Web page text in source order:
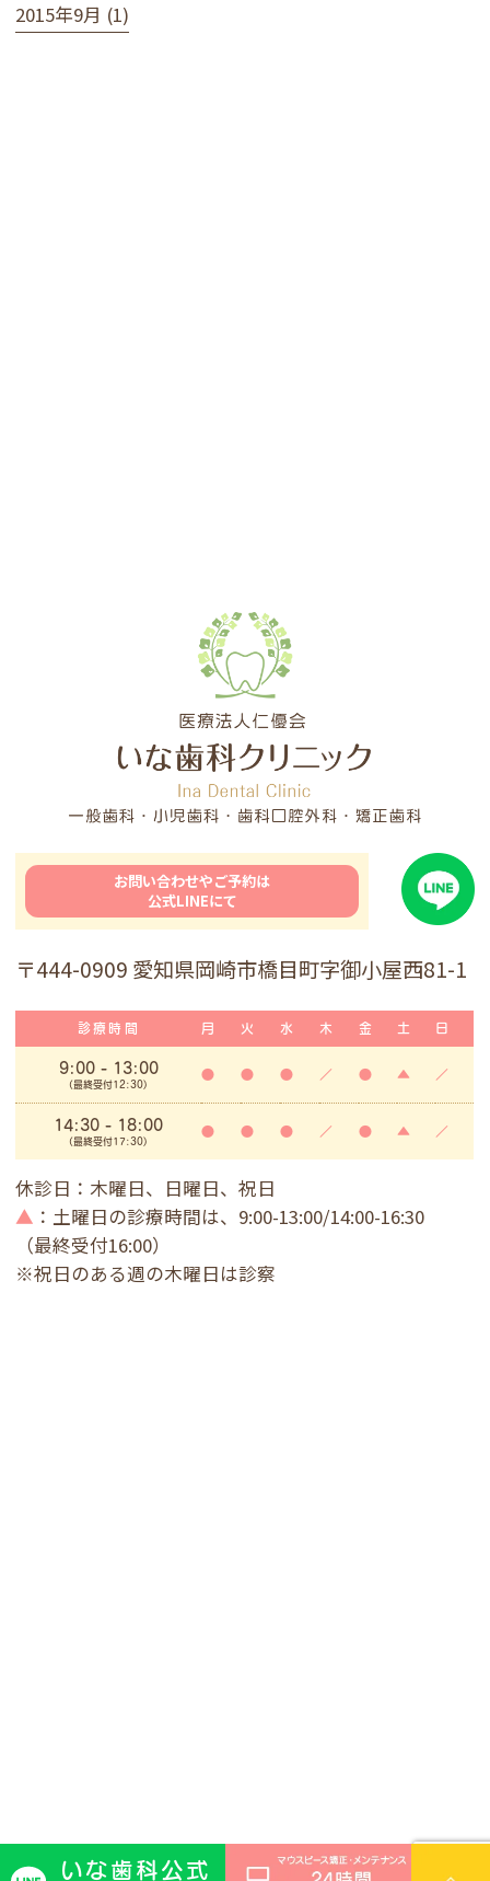
2015年9月 (1)
お問い合わせやご予約は
公式LINEにて
〒444-0909 愛知県岡崎市橋目町字御小屋西81-1
診療時間 月 火 水 木 金 土 日
9:00- 13:00
(最終受付12:30)
● ● ● ／ ● ▲ ／
14:30 - 18:00
(最終受付17:30)
● ● ● ／ ● ▲ ／
休診日：木曜日、日曜日、祝日
▲ ：土曜日の診療時間は、9:00-13:00/14:00-16:30
（最終受付16:00）
※祝日のある週の木曜日は診察
いな歯科公式